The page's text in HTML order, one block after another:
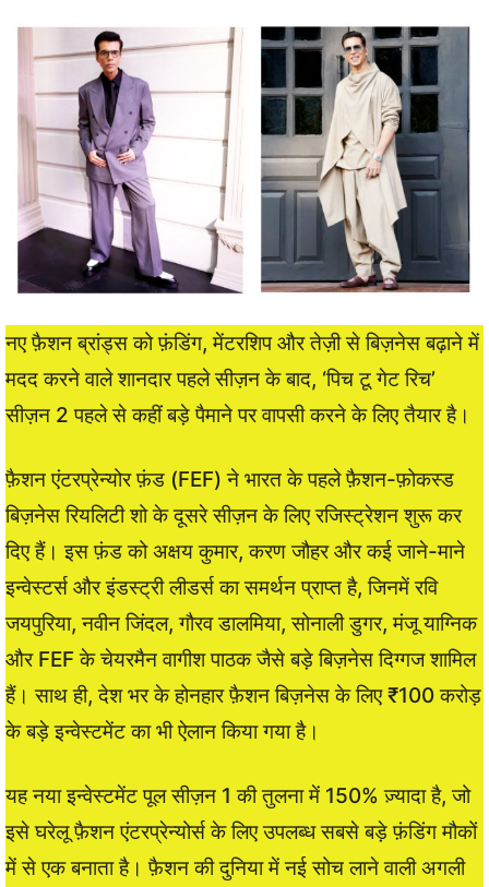
नए फ़ैशन ब्रांड्स को फ़ंडिंग, मेंटरशिप और तेज़ी से बिज़नेस बढ़ाने में
मदद करने वाले शानदार पहले सीज़न के बाद, ‘पिच टू गेट रिच’
सीज़न 2 पहले से कहीं बड़े पैमाने पर वापसी करने के लिए तैयार है।
फ़ैशन एंटरप्रेन्योर फ़ंड (FEF) ने भारत के पहले फ़ैशन-फ़ोकस्ड
बिज़नेस रियलिटी शो के दूसरे सीज़न के लिए रजिस्ट्रेशन शुरू कर
दिए हैं। इस फ़ंड को अक्षय कुमार, करण जौहर और कई जाने-माने
इन्वेस्टर्स और इंडस्ट्री लीडर्स का समर्थन प्राप्त है, जिनमें रवि
जयपुरिया, नवीन जिंदल, गौरव डालमिया, सोनाली डुगर, मंजू याग्निक
और FEF के चेयरमैन वागीश पाठक जैसे बड़े बिज़नेस दिग्गज शामिल
हैं। साथ ही, देश भर के होनहार फ़ैशन बिज़नेस के लिए ₹100 करोड़
के बड़े इन्वेस्टमेंट का भी ऐलान किया गया है।
यह नया इन्वेस्टमेंट पूल सीज़न 1 की तुलना में 150% ज़्यादा है, जो
इसे घरेलू फ़ैशन एंटरप्रेन्योर्स के लिए उपलब्ध सबसे बड़े फ़ंडिंग मौकों
में से एक बनाता है। फ़ैशन की दुनिया में नई सोच लाने वाली अगली